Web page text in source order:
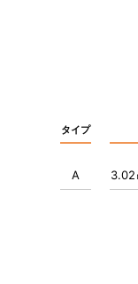
タイプ
A 3.02